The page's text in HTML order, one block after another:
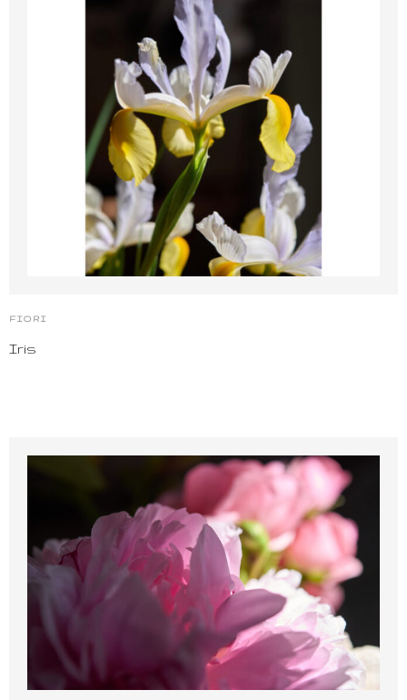
FIORI
Iris